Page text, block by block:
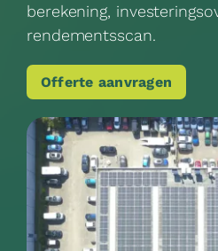
berekening,
rendementsscan.
Offerte aanvragen